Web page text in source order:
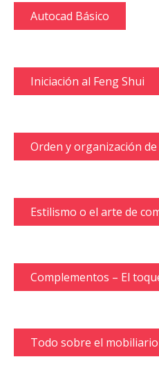
Autocad Básico
Iniciación al Feng Shui
Orden y organización
Estilismo o el arte de
Complementos – El
Todo sobre el